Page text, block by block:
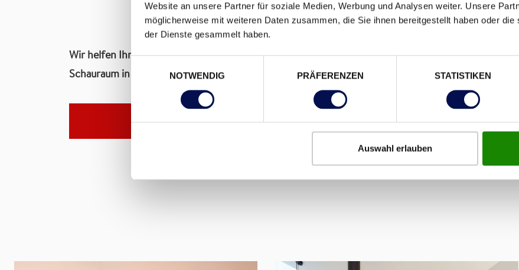
Website an unsere Partner für soziale Medien, Werbung und Analysen weiter. Unsere
möglicherweise mit weiteren Daten zusammen, die Sie ihnen bereitgestellt haben oder
der Dienste gesammelt haben.
NOTWENDIG
PRÄFERENZEN STATISTIKEN
Auswahl erlauben
Wir helfen Ihnen gerne dabei, die richtigen Innentüren für Ihr Zuhause zu finden. Vereinbaren Sie
Schauraum in Ihrer Nähe.